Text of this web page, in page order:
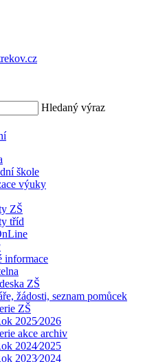
Hledaný výraz
škole
výuky
ZŠ
tříd
informace
ZŠ
žádosti, seznam pomůcek
ZŠ
2025⁄2026
akce archiv
2024⁄2025
2023⁄2024